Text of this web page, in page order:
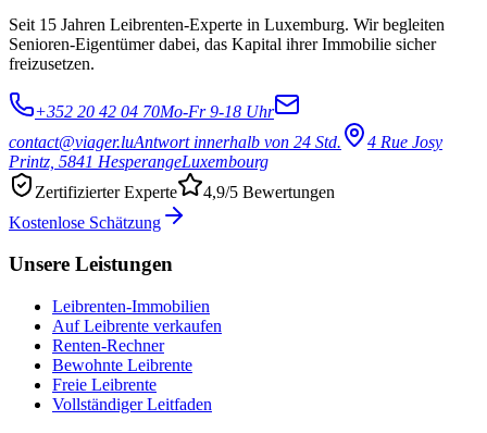
Seit 15 Jahren Leibrenten-Experte in Luxemburg. Wir begleiten
Senioren-Eigentümer dabei, das Kapital ihrer Immobilie sicher
freizusetzen.
+352 20 42 04 70Mo-Fr 9-18 Uhr
contact@viager.luAntwort innerhalb von 24 Std.
4 Rue Josy
Printz, 5841 HesperangeLuxembourg
Zertifizierter Experte
4,9/5 Bewertungen
Kostenlose Schätzung
Unsere Leistungen
Leibrenten-Immobilien
Auf Leibrente verkaufen
Renten-Rechner
Bewohnte Leibrente
Freie Leibrente
Vollständiger Leitfaden